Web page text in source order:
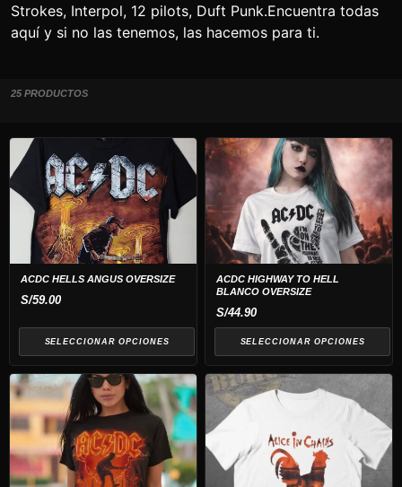
Strokes, Interpol, 12 pilots, Duft Punk.Encuentra todas
aquí y si no las tenemos, las hacemos para ti.
25 PRODUCTOS
ACDC HELLS ANGUS OVERSIZE
S/59.00
SELECCIONAR OPCIONES
Este
producto
tiene
múltiples
variantes.
Las
opciones
se
elegir
en
la
página
de
producto
ACDC HIGHWAY TO HELL
BLANCO OVERSIZE
S/44.90
SELECCIONAR OPCIONES
Este
producto
tiene
múltiples
variantes.
Las
opciones
se
pueden
elegir
en
la
página
de
producto
Este
producto
tiene
múltiples
variantes.